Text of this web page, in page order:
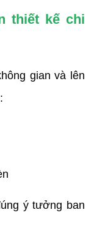
thiết kế chi
gian và lên
ý tưởng ban